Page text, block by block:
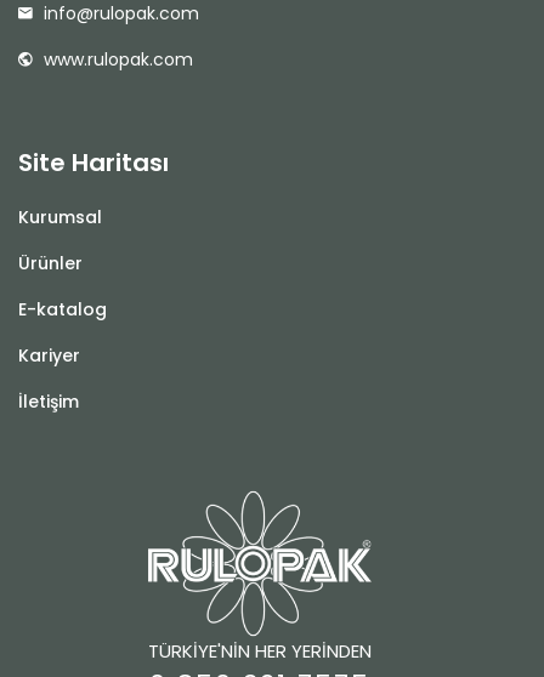
info@rulopak.com
www.rulopak.com
Site Haritası
Kurumsal
Ürünler
E-katalog
Kariyer
İletişim
TÜRKİYE'NİN HER YERİNDEN